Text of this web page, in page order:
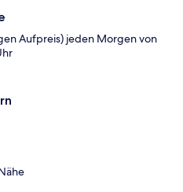
Aufpreis) jeden Morgen von